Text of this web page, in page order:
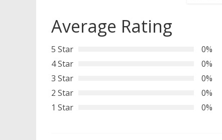
Average Rating
5 Star
0%
4 Star
0%
3 Star
0%
2 Star
0%
1 Star
0%